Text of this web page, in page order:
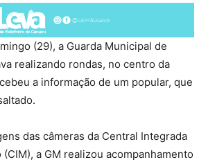
(29), a Guarda Municipal de
realizando rondas, no centro da
a informação de um popular, que
das câmeras da Central Integrada
a GM realizou acompanhamento